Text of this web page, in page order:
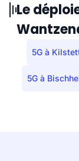
Le
5G à
5G à